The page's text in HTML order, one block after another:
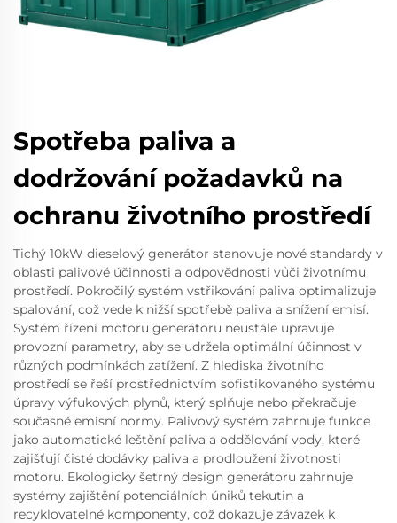
Spotřeba paliva a
dodržování požadavků na
ochranu životního prostředí
Tichý 10kW dieselový generátor stanovuje nové standardy v
oblasti palivové účinnosti a odpovědnosti vůči životnímu
prostředí. Pokročilý systém vstřikování paliva optimalizuje
spalování, což vede k nižší spotřebě paliva a snížení emisí.
Systém řízení motoru generátoru neustále upravuje
provozní parametry, aby se udržela optimální účinnost v
různých podmínkách zatížení. Z hlediska životního
prostředí se řeší prostřednictvím sofistikovaného systému
úpravy výfukových plynů, který splňuje nebo překračuje
současné emisní normy. Palivový systém zahrnuje funkce
jako automatické leštění paliva a oddělování vody, které
zajišťují čisté dodávky paliva a prodloužení životnosti
motoru. Ekologicky šetrný design generátoru zahrnuje
systémy zajištění potenciálních úniků tekutin a
recyklovatelné komponenty, což dokazuje závazek k